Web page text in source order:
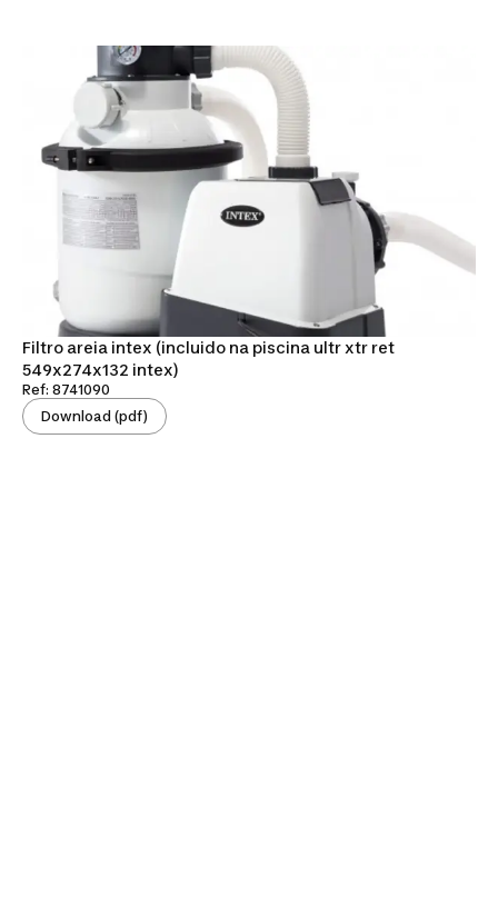
Filtro areia intex (incluido na piscina ultr xtr ret
549x274x132 intex)
Ref: 8741090
Download (pdf)